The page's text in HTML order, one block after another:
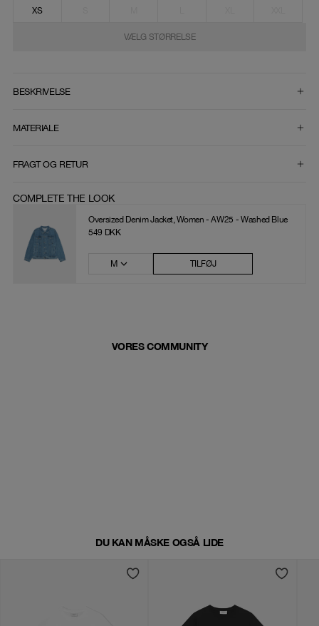
XS
VÆLG STØRRELSE
BESKRIVELSE
MATERIALE
FRAGT OG RETUR
COMPLETE THE LOOK
Oversized Denim Jacket, Women - AW25 - Washed Blue
549 DKK
M TILFØJ
VORES COMMUNITY
DU KAN MÅSKE OGSÅ LIDE